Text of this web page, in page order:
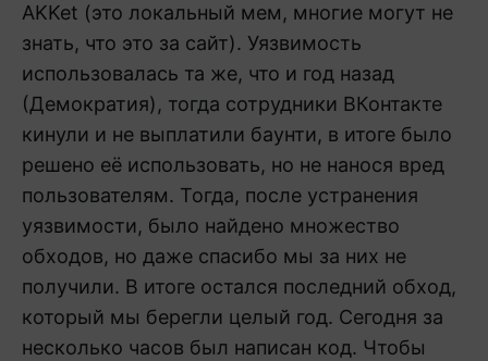
AKKet (это локальный мем, многие могут не
знать, что это за сайт). Уязвимость
использовалась та же, что и год назад
(Демократия), тогда сотрудники ВКонтакте
кинули и не выплатили баунти, в итоге было
решено её использовать, но не нанося вред
пользователям. Тогда, после устранения
уязвимости, было найдено множество
обходов, но даже спасибо мы за них не
получили. В итоге остался последний обход,
который мы берегли целый год. Сегодня за
несколько часов был написан код. Чтобы